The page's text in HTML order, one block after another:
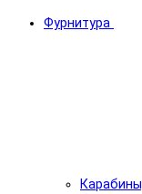
Фурнитура